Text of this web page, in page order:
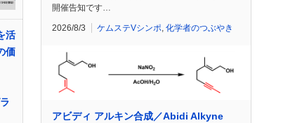
活
価
開催告知です…
2026/8/3 ケムステVシンポ 化学者のつぶやき
アビディ アルキン合成／Abidi Alkyne